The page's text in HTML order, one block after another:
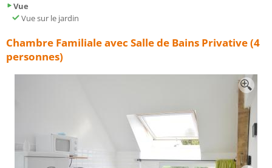
Vue
Vue sur le jardin
Chambre Familiale avec Salle de Bains Privative (4
personnes)